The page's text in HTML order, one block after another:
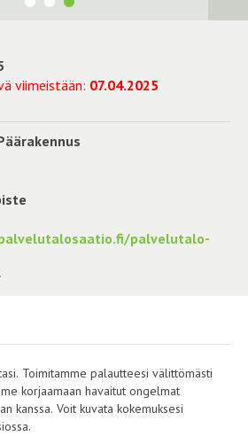
viimeistään: 07.04.2025
palvelutalo-
Toimitamme palautteesi välittömästi
havaitut ongelmat
kanssa. Voit kuvata kokemuksesi